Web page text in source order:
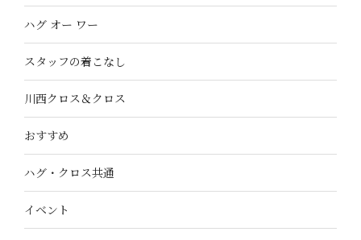
ハグ オー ワー
スタッフの着こなし
川西クロス＆クロス
おすすめ
ハグ・クロス共通
イベント